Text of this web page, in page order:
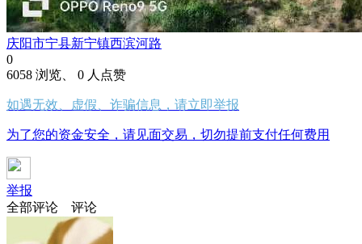
庆阳市宁县新宁镇西滨河路
0
6058 浏览、 0 人点赞
如遇无效、虚假、诈骗信息，请立即举报
为了您的资金安全，请见面交易，切勿提前支付任何费用
举报
全部评论
评论